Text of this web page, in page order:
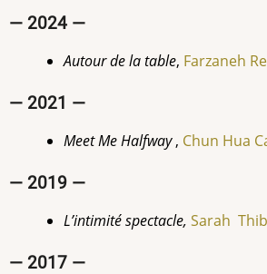
— 2024 —
Autour de la table, Farzaneh
— 2021 —
Meet Me Halfway, Chun Hua
— 2019 —
L’intimité spectacle, Sarah
— 2017 —